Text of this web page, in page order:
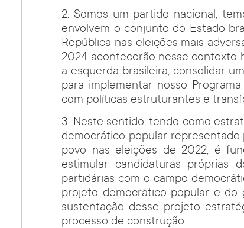
2. Somos um partido nacional,
envolvem o conjunto do Estado
República nas eleições mais
2024 acontecerão nesse contexto
a esquerda brasileira, consolidar
para implementar nosso
com políticas estruturantes e
3. Neste sentido, tendo como
democrático popular representado
povo nas eleições de 2022, é
estimular candidaturas próprias
partidárias com o campo
projeto democrático popular e do
sustentação desse projeto
processo de construção.